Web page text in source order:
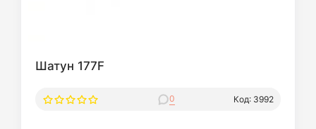
Шатун 177F
0 Код: 3992